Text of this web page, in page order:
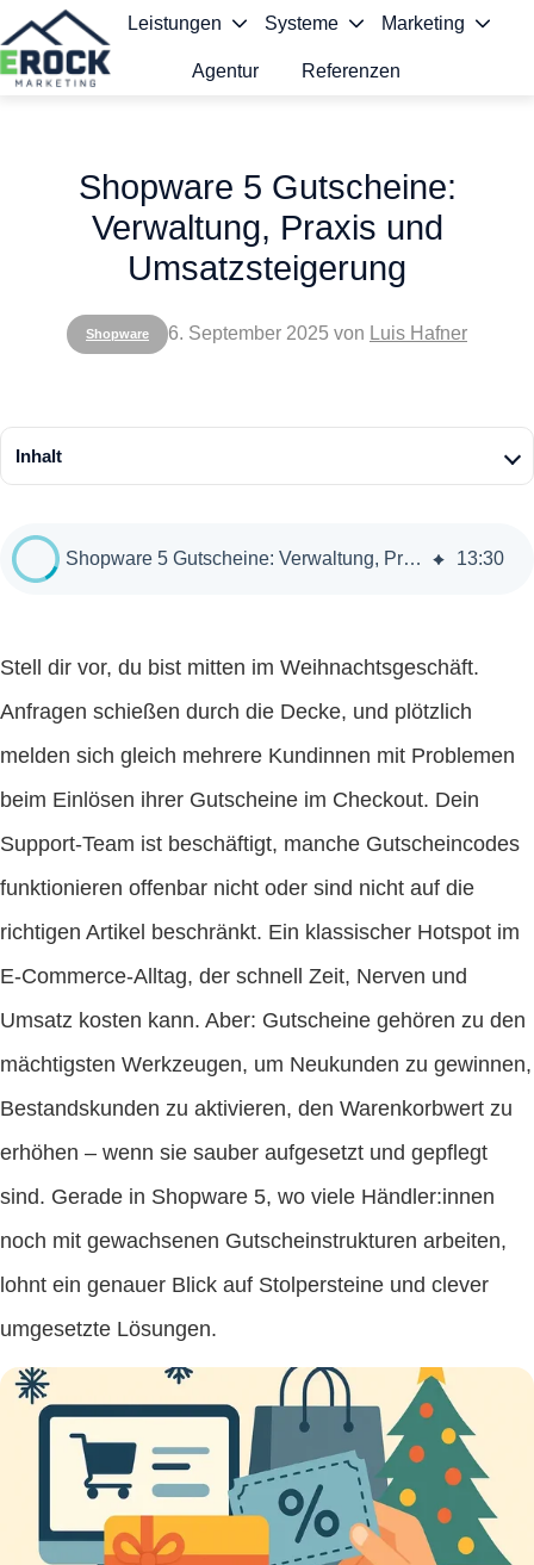
Leistungen Systeme Marketing
Agentur Referenzen
Shopware
Shopware 5 Gutscheine:
Verwaltung, Praxis und
Umsatzsteigerung
6. September 2025 von Luis Hafner
Inhalt
Shopware 5 Gutscheine: Verwaltung, Praxis und Umsatzsteigerung 13:30
Stell dir vor, du bist mitten im Weihnachtsgeschäft.
Anfragen schießen durch die Decke, und plötzlich
melden sich gleich mehrere Kundinnen mit Problemen
beim Einlösen ihrer Gutscheine im Checkout. Dein
Support-Team ist beschäftigt, manche Gutscheincodes
funktionieren offenbar nicht oder sind nicht auf die
richtigen Artikel beschränkt. Ein klassischer Hotspot im
E-Commerce-Alltag, der schnell Zeit, Nerven und
Umsatz kosten kann. Aber: Gutscheine gehören zu den
mächtigsten Werkzeugen, um Neukunden zu gewinnen,
Bestandskunden zu aktivieren, den Warenkorbwert zu
erhöhen – wenn sie sauber aufgesetzt und gepflegt
sind. Gerade in Shopware 5, wo viele Händler:innen
noch mit gewachsenen Gutscheinstrukturen arbeiten,
lohnt ein genauer Blick auf Stolpersteine und clever
umgesetzte Lösungen.